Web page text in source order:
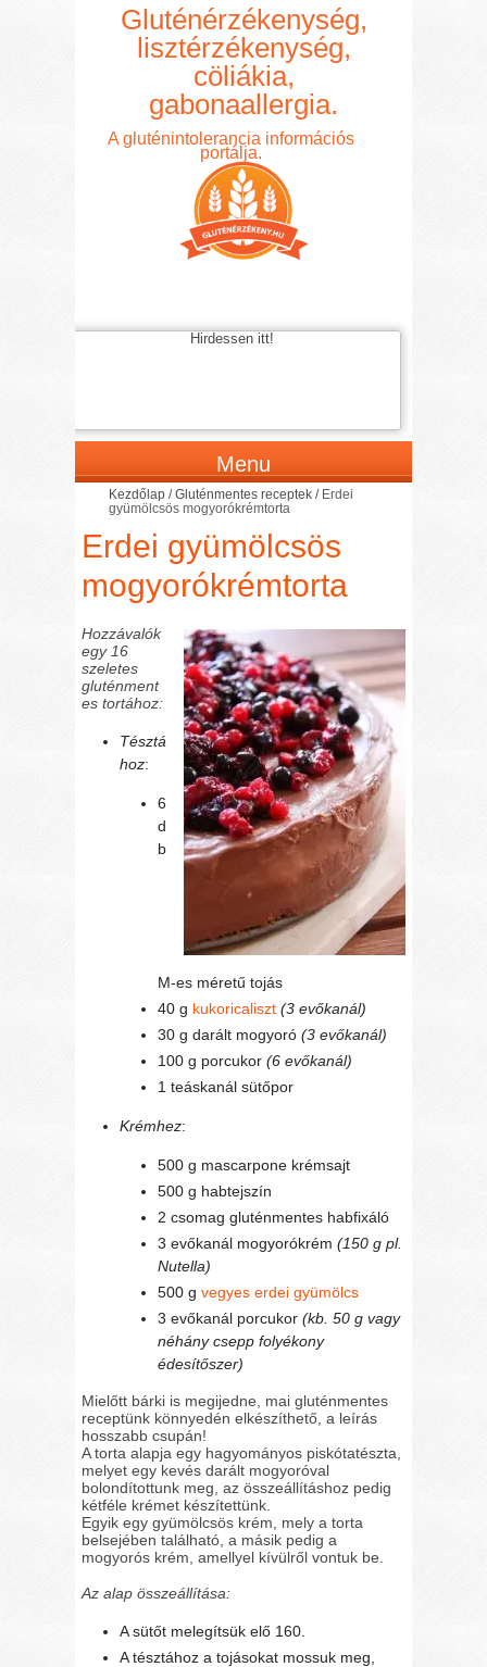
Gluténérzékenység,
lisztérzékenység,
cöliákia,
gabonaallergia.
A gluténintolerancia információs
portálja.
Hirdessen itt!
Menu
Kezdőlap /Gluténmentes receptek / Erdei
gyümölcsös mogyorókrémtorta
Erdei gyümölcsös
mogyorókrémtorta
Hozzávalók
egy 16
szeletes
gluténment
es tortához:
Tésztá
hoz:
6
d
b
M-es méretű tojás
40 g kukoricaliszt(3 evőkanál)
30 g darált mogyoró(3 evőkanál)
100 g porcukor(6 evőkanál)
1 teáskanál sütőpor
Krémhez:
500 g mascarpone krémsajt
500 g habtejszín
2 csomag gluténmentes habfixáló
3 evőkanál mogyorókrém(150 g pl.
Nutella)
500 gvegyes erdei gyümölcs
3 evőkanál porcukor(kb. 50 g vagy
néhány csepp folyékony
édesítőszer)
Mielőtt bárki is megijedne, mai gluténmentes
receptünk könnyedén elkészíthető, a leírás
hosszabb csupán!
A torta alapja egy hagyományos piskótatészta,
melyet egy kevés darált mogyoróval
bolondítottunk meg, az összeállításhoz pedig
kétféle krémet készítettünk.
Egyik egy gyümölcsös krém, mely a torta
belsejében található, a másik pedig a
mogyorós krém, amellyel kívülről vontuk be.
Az alap összeállítása:
A sütőt melegítsük elő 160.
A tésztához a tojásokat mossuk meg,